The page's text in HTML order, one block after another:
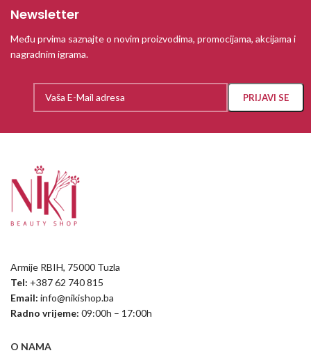
Newsletter
Među prvima saznajte o novim proizvodima, promocijama, akcijama i
nagradnim igrama.
Armije RBIH, 75000 Tuzla
Tel: +387 62 740 815
Email: info@nikishop.ba
Radno vrijeme: 09:00h – 17:00h
O NAMA